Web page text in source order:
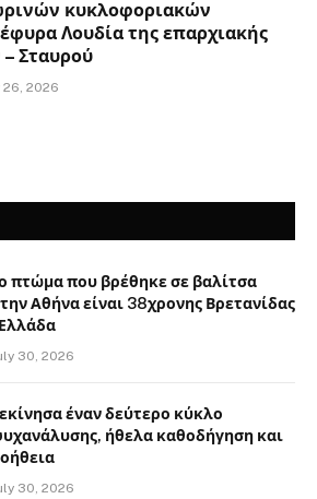
κυκλοφοριακών
Λουδία της επαρχιακής
Σταυρού
26, 2026
πτώμα που βρέθηκε σε βαλίτσα
Αθήνα είναι 38χρονης Βρετανίδας
| Ελλάδα
30, 2026
έναν δεύτερο κύκλο
ήθελα καθοδήγηση και
30, 2026